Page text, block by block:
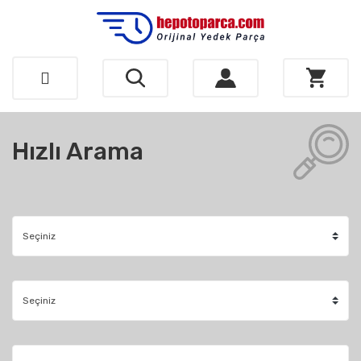
Hızlı Arama